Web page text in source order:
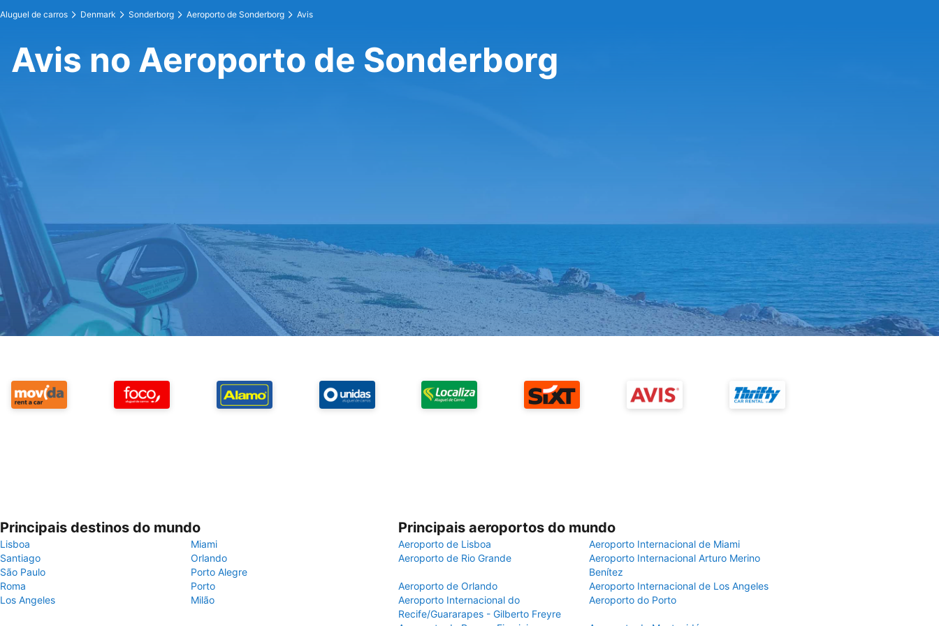
Aluguel de carros Denmark Sonderborg Aeroporto de Sonderborg Avis
Avis no Aeroporto de Sonderborg
Principais destinos do mundo
Lisboa
Miami
Santiago
Orlando
São Paulo
Porto Alegre
Roma
Porto
Los Angeles
Milão
Principais aeroportos do mundo
Aeroporto de Lisboa
Aeroporto Internacional de Miami
Aeroporto de Rio Grande
Aeroporto Internacional Arturo Merino
Benítez
Aeroporto de Orlando
Aeroporto Internacional de Los Angeles
Aeroporto Internacional do
Recife/Guararapes - Gilberto Freyre
Aeroporto do Porto